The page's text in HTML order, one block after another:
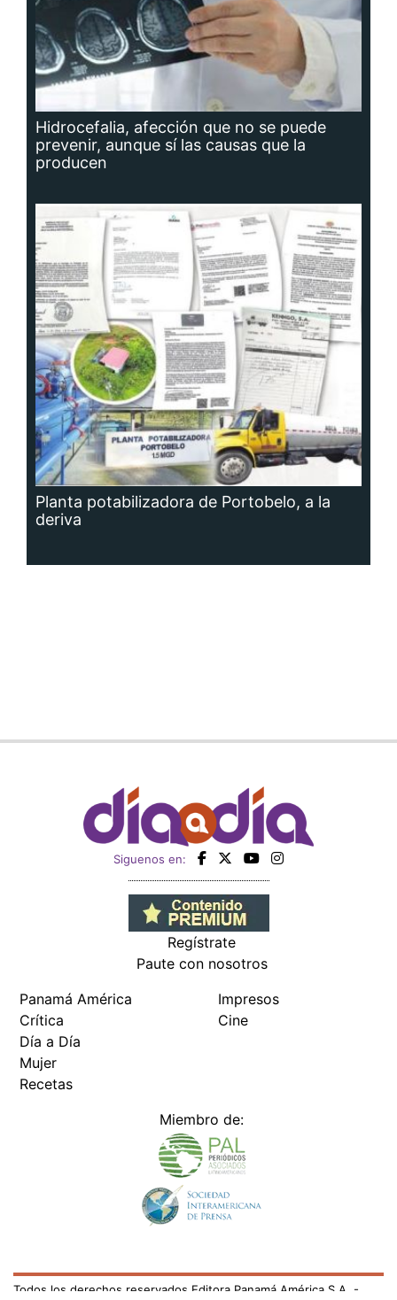
Hidrocefalia, afección que no se puede
prevenir, aunque sí las causas que la
producen
Planta potabilizadora de Portobelo, a la
deriva
Siguenos en:
Regístrate
Paute con nosotros
Panamá América
Crítica
Día a Día
Mujer
Recetas
Impresos
Cine
Miembro de:
Todos los derechos reservados Editora Panamá América S.A. -